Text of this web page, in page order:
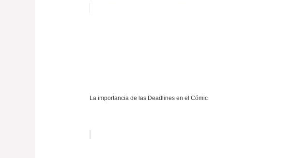
La importancia de las Deadlines en el Cómic